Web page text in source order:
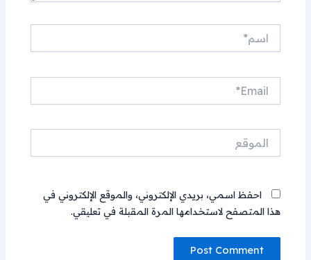
احفظ اسمي، بريدي الإلكتروني، والموقع الإلكتروني في
هذا المتصفح لاستخدامها المرة المقبلة في تعليقي.